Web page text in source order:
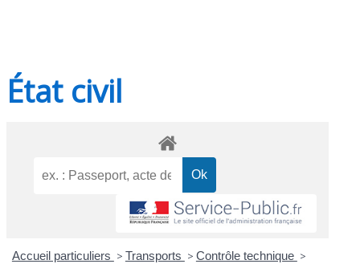
État civil
Accueil particuliers > Transports > Contrôle technique >